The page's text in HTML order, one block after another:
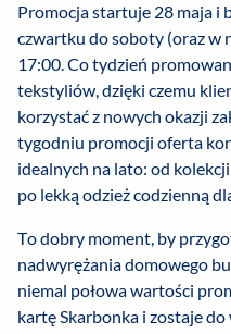
Promocja startuje 28 maja i
czwartku do soboty (oraz w
17:00. Co tydzień
tekstyliów, dzięki czemu
korzystać z nowych okazji
tygodniu promocji oferta
idealnych na lato: od
po lekką odzież codzienną
To dobry moment, by
nadwyrężania domowego
niemal połowa wartości
kartę Skarbonka i zostaje